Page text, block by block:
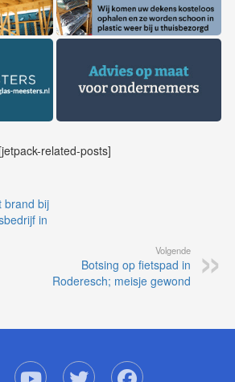
[jetpack-related-posts]
brand bij
in
Volgende
Botsing op fietspad in
Roderesch; meisje gewond